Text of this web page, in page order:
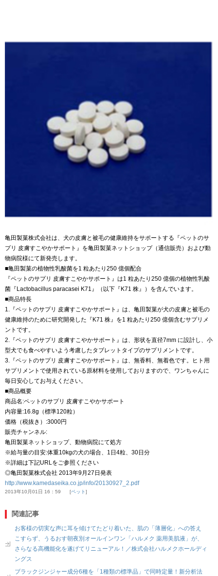
亀田製菓株式会社は、犬の皮膚と被毛の健康維持をサポートする『ペットのサ
プリ 皮膚すこやかサポート』を亀田製菓ネットショップ（通信販売）および動
物病院様にて新発売します。
■亀田製菓の植物性乳酸菌を1 粒あたり250 億個配合
『ペットのサプリ 皮膚すこやかサポート』は1 粒あたり250 億個の植物性乳酸
菌『Lactobacillus paracasei K71』（以下『K71 株』）を含んでいます。
■商品特長
1.『ペットのサプリ 皮膚すこやかサポート』は、亀田製菓が犬の皮膚と被毛の
健康維持のために研究開発した『K71 株』を1 粒あたり250 億個含むサプリメ
ントです。
2.『ペットのサプリ 皮膚すこやかサポート』は、形状を直径7mm に設計し、小
型犬でも食べやすいよう考慮したタブレットタイプのサプリメントです。
3.『ペットのサプリ 皮膚すこやかサポート』は、無香料、無着色です。ヒト用
サプリメントで使用されている原材料を使用しておりますので、ワンちゃんに
毎日安心してお与えください。
■商品概要
商品名:ペットのサプリ 皮膚すこやかサポート
内容量:16.8g（標準120粒）
価格（税抜き）:3000円
販売チャンネル:
亀田製菓ネットショップ、動物病院にて処方
※給与量の目安:体重10kgの犬の場合、1日4粒、30日分
※詳細は下記URLをご参照ください
◎亀田製菓株式会社 2013年9月27日発表
http://www.kamedaseika.co.jp/info/20130927_2.pdf
2013年10月01日 16：59 ペット
関連記事
お客様の切実な声に耳を傾けてたどり着いた、肌の「薄層化」への答え
こすらず、うるおす朝夜別オールインワン「ハルメク 薬用美肌液」が、
さらなる高機能化を遂げてリニューアル！／株式会社ハルメクホールディ
ングス
ブラックジンジャー成分6種を「1種類の標準品」で同時定量！新分析法